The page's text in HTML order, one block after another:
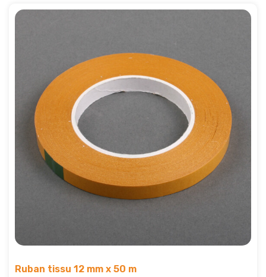
Ruban tissu 12 mm x 50 m